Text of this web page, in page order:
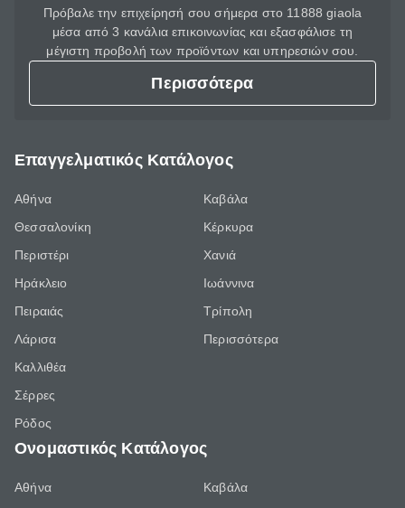
Πρόβαλε την επιχείρησή σου σήμερα στο 11888 giaola
μέσα από 3 κανάλια επικοινωνίας και εξασφάλισε τη
μέγιστη προβολή των προϊόντων και υπηρεσιών σου.
Περισσότερα
Επαγγελματικός Κατάλογος
Αθήνα
Θεσσαλονίκη
Περιστέρι
Ηράκλειο
Πειραιάς
Λάρισα
Καλλιθέα
Σέρρες
Ρόδος
Καβάλα
Κέρκυρα
Χανιά
Ιωάννινα
Τρίπολη
Περισσότερα
Ονομαστικός Κατάλογος
Αθήνα Καβάλα